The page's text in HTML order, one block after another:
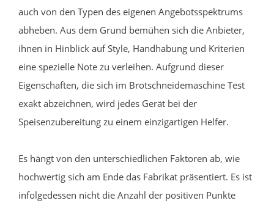
auch von den Typen des eigenen Angebotsspektrums
abheben. Aus dem Grund bemühen sich die Anbieter,
ihnen in Hinblick auf Style, Handhabung und Kriterien
eine spezielle Note zu verleihen. Aufgrund dieser
Eigenschaften, die sich im Brotschneidemaschine Test
exakt abzeichnen, wird jedes Gerät bei der
Speisenzubereitung zu einem einzigartigen Helfer.
Es hängt von den unterschiedlichen Faktoren ab, wie
hochwertig sich am Ende das Fabrikat präsentiert. Es ist
infolgedessen nicht die Anzahl der positiven Punkte